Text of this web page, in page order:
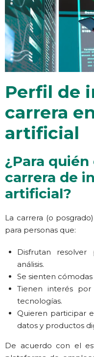
Perfil de
carrera
artificial
¿Para quién
carrera de
artificial?
La carrera (o
para personas que:
Disfrutan
análisis.
Se sienten
Tienen interés
tecnologías.
Quieren participar
datos y productos
De acuerdo con el